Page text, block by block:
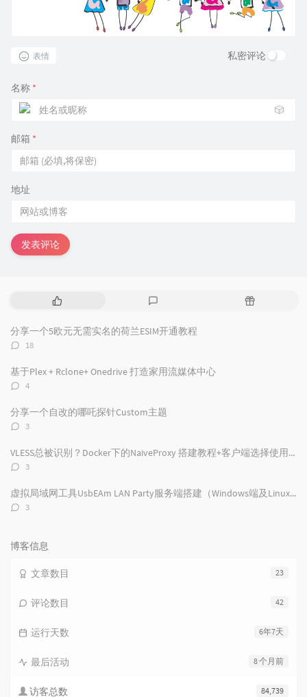
表情 私密评论
名称 *
🎲
邮箱 *
地址
发表评论
热
文
章
评
论
随
分享一个5欧元无需实名的荷兰ESIM开通教程
评
数：
18
基于Plex + Rclone+ Onedrive 打造家用流媒体中心
评
数：
4
分享一个自改的哪吒探针Custom主题
评
数：
3
VLESS总被识别？Docker下的NaiveProxy 搭建教程+客户端选择使用及配置
评
数：
3
虚拟局域网工具UsbEAm LAN Party服务端搭建（Windows端及Linux端）
评
3
博客信息
23
文章数目
42
评论数目
6年7天
运行天数
8 个月前
最后活动
84,739
访客总数